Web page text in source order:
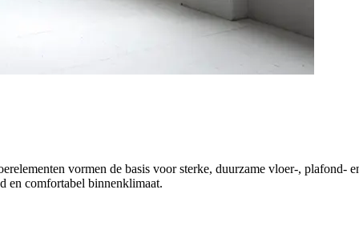
vormen de basis voor sterke, duurzame vloer-, plafond-
en comfortabel binnenklimaat.